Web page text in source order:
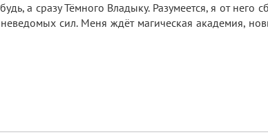
а сразу Тёмного Владыку. Разумеется, я от него
сил. Меня ждёт магическая академия,